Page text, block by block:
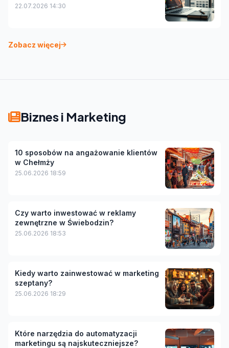
22.07.2026 14:30
Zobacz więcej
Biznes i Marketing
10 sposobów na angażowanie klientów
w Chełmży
25.06.2026 18:59
Czy warto inwestować w reklamy
zewnętrzne w Świebodzin?
25.06.2026 18:53
Kiedy warto zainwestować w marketing
szeptany?
25.06.2026 18:29
Które narzędzia do automatyzacji
marketingu są najskuteczniejsze?